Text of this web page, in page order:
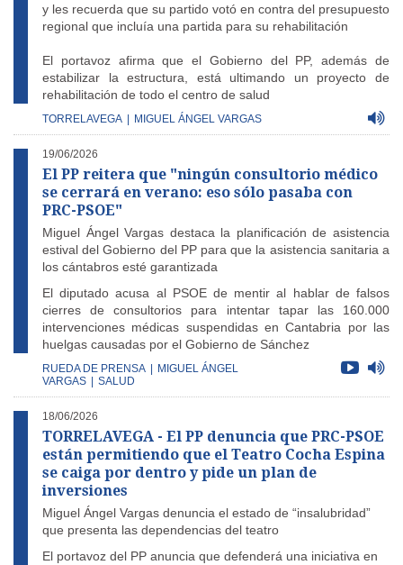
y les recuerda que su partido votó en contra del presupuesto
regional que incluía una partida para su rehabilitación
El portavoz afirma que el Gobierno del PP, además de
estabilizar la estructura, está ultimando un proyecto de
rehabilitación de todo el centro de salud
TORRELAVEGA MIGUEL ÁNGEL VARGAS
19/06/2026
El PP reitera que "ningún consultorio médico
se cerrará en verano: eso sólo pasaba con
PRC-PSOE"
Miguel Ángel Vargas destaca la planificación de asistencia
estival del Gobierno del PP para que la asistencia sanitaria a
los cántabros esté garantizada
El diputado acusa al PSOE de mentir al hablar de falsos
cierres de consultorios para intentar tapar las 160.000
intervenciones médicas suspendidas en Cantabria por las
huelgas causadas por el Gobierno de Sánchez
RUEDA DE PRENSA
MIGUEL ÁNGEL
VARGAS
SALUD
18/06/2026
TORRELAVEGA - El PP denuncia que PRC-PSOE
están permitiendo que el Teatro Cocha Espina
se caiga por dentro y pide un plan de
inversiones
Miguel Ángel Vargas denuncia el estado de “insalubridad”
que presenta las dependencias del teatro
El portavoz del PP anuncia que defenderá una iniciativa en